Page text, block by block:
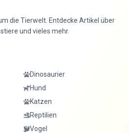
die Tierwelt. Entdecke Artikel über
und vieles mehr.
Dinosaurier
Hund
Katzen
Reptilien
Vogel